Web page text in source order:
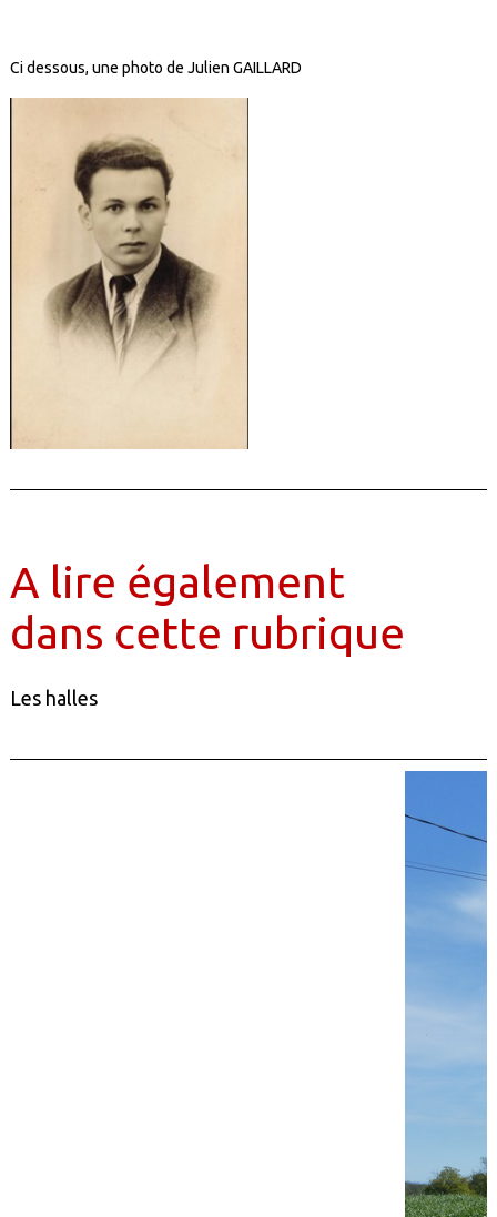
Ci dessous, une photo de Julien GAILLARD
A lire également
dans cette rubrique
Les halles